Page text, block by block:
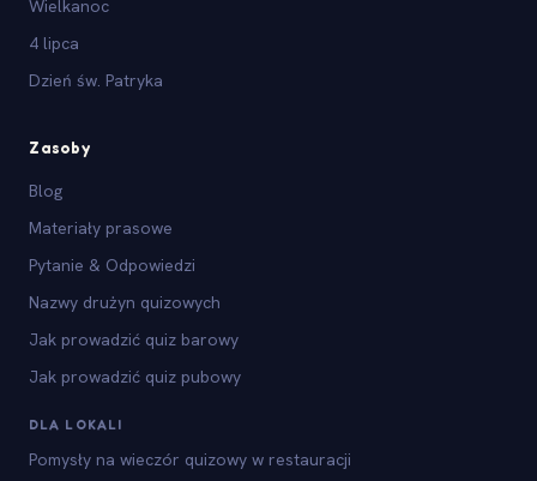
Wielkanoc
4 lipca
Dzień św. Patryka
Zasoby
Blog
Materiały prasowe
Pytanie & Odpowiedzi
Nazwy drużyn quizowych
Jak prowadzić quiz barowy
Jak prowadzić quiz pubowy
DLA LOKALI
Pomysły na wieczór quizowy w restauracji